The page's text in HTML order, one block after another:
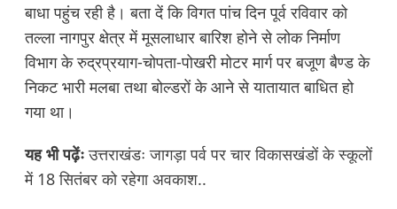
बाधा पहुंच रही है। बता दें कि विगत पांच दिन पूर्व रविवार को
तल्ला नागपुर क्षेत्र में मूसलाधार बारिश होने से लोक निर्माण
विभाग के रुद्रप्रयाग-चोपता-पोखरी मोटर मार्ग पर बजूण बैण्ड के
निकट भारी मलबा तथा बोल्डरों के आने से यातायात बाधित हो
गया था।
यह भी पढ़ेंः उत्तराखंडः जागड़ा पर्व पर चार विकासखंडों के स्कूलों
में 18 सितंबर को रहेगा अवकाश..